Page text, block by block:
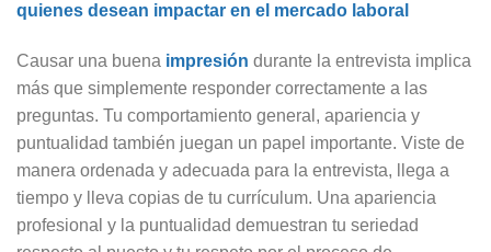
quienes desean impactar en el mercado laboral
Causar una buena impresión durante la entrevista implica
más que simplemente responder correctamente a las
preguntas. Tu comportamiento general, apariencia y
puntualidad también juegan un papel importante. Viste de
manera ordenada y adecuada para la entrevista, llega a
tiempo y lleva copias de tu currículum. Una apariencia
profesional y la puntualidad demuestran tu seriedad